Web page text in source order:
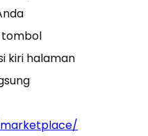
tombol
kiri halaman